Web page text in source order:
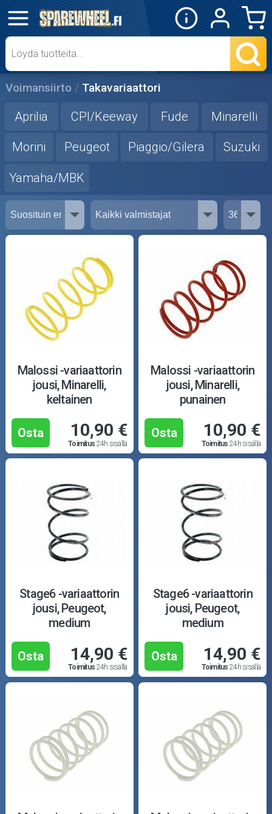
✕
Mopon osat
Skootterin osat
Crossipyörän osat
Moottoripyörän osat
Moottorikelkan osat
Mopoauton osat
Mönkijän osat
Puutarha ja metsä
Ajovarusteet
Nastarenkaat
Renkaat ja vanteet
Öljyt ja kemikaalit
Työkalut
Outlet-tuotteet
Voimansiirto Takavariaattori
Aprilia CPI/Keeway Fude Minarelli
Morini Peugeot Piaggio/Gilera Suzuki
Yamaha/MBK
Malossi -variaattorin
jousi, Minarelli,
keltainen
Osta 10,90 €
Toimitus 24h sisällä
Malossi -variaattorin
jousi, Minarelli,
punainen
Osta 10,90 €
Toimitus 24h sisällä
Stage6 -variaattorin
jousi, Peugeot,
medium
Osta 14,90 €
Toimitus 24h sisällä
Stage6 -variaattorin
jousi, Peugeot,
medium
Osta 14,90 €
Toimitus 24h sisällä